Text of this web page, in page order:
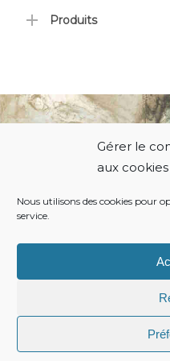
Gérer le
aux cookies
Nous utilisons des cookies pour
service.
Produits
© 2021 Thierry